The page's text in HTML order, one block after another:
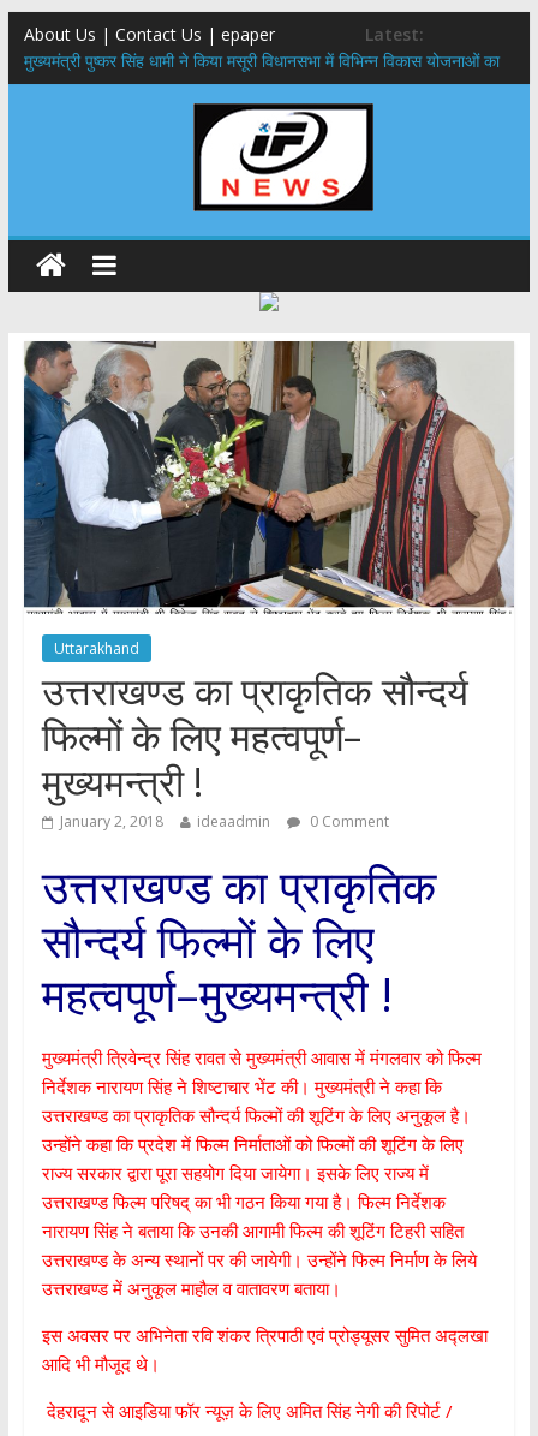
About Us | Contact Us | epaper
Latest:
मुख्यमंत्री पुष्कर सिंह धामी ने किया मसूरी विधानसभा में विभिन्न विकास योजनाओं का
लोकार्पण – शिलान्यास
एमडीडीए बोर्ड बैठक, देहरादून और मसूरी के विकास के लिए 25 बड़े प्रस्तावों को मिली
बुजुर्ग-दिव्यांगों के घर जाएंगे बीएलओ, करेंगे नोटिसों का निस्तारण
​देहरादून में 11 अगस्त को लगेगा एक दिवसीय रोजगार मेला, 559 पदों पर होगी भर्ती
पुष्पवर्षा और चरण प्रक्षालन के साथ देवभूमि ने किया शिवभक्त कांवड़ियों का
अभिनंदन,मुख्यमंत्री ने स्वास्थ्य सेवा शिविर का किया शुभारंभ, श्रद्धालुओं को अपने
हाथों से परोसा भोजन
Uttarakhand
उत्तराखण्ड का प्राकृतिक सौन्दर्य
फिल्मों के लिए महत्वपूर्ण–
मुख्यमन्त्री !
January 2, 2018 ideaadmin 0 Comment
उत्तराखण्ड का प्राकृतिक
सौन्दर्य फिल्मों के लिए
महत्वपूर्ण–मुख्यमन्त्री !
मुख्यमंत्री त्रिवेन्द्र सिंह रावत से मुख्यमंत्री आवास में मंगलवार को फिल्म
निर्देशक नारायण सिंह ने शिष्टाचार भेंट की। मुख्यमंत्री ने कहा कि
उत्तराखण्ड का प्राकृतिक सौन्दर्य फिल्मों की शूटिंग के लिए अनुकूल है।
उन्होंने कहा कि प्रदेश में फिल्म निर्माताओं को फिल्मों की शूटिंग के लिए
राज्य सरकार द्वारा पूरा सहयोग दिया जायेगा। इसके लिए राज्य में
उत्तराखण्ड फिल्म परिषद् का भी गठन किया गया है। फिल्म निर्देशक
नारायण सिंह ने बताया कि उनकी आगामी फिल्म की शूटिंग टिहरी सहित
उत्तराखण्ड के अन्य स्थानों पर की जायेगी। उन्होंने फिल्म निर्माण के लिये
उत्तराखण्ड में अनुकूल माहौल व वातावरण बताया।
इस अवसर पर अभिनेता रवि शंकर त्रिपाठी एवं प्रोड्यूसर सुमित अद्लखा
आदि भी मौजूद थे।
देहरादून से आइडिया फॉर न्यूज़ के लिए अमित सिंह नेगी की रिपोर्ट /